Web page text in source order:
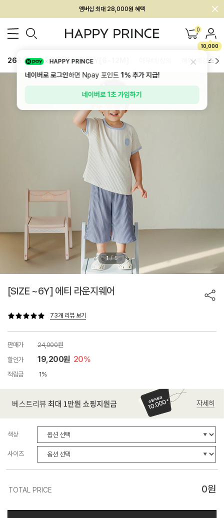
회원전용 아울렛, 가입하면 ~60% 할인!
멤버십 최대 28,000원 혜택 0
10,000
26SS 신상 BEST BABY[6~12M] 하의/레깅스
1 / 5
[SIZE ~6Y] 에티 라운지웨어
73개 리뷰 보기
판매가
24,000원
할인가
19,200원 20%
적립금 1%
색상
사이즈
TOTAL PRICE 0원
HAPPY PRINCE
네이버로 로그인하면 Npay 포인트1%추가 지급!
네이버로 1초 가입하기